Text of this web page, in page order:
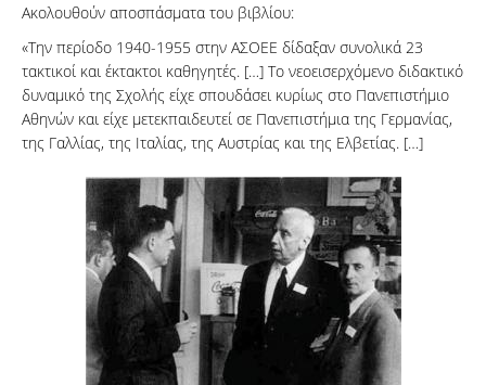
Ακολουθούν αποσπάσματα του βιβλίου:
«Την περίοδο 1940-1955 στην ΑΣΟΕΕ δίδαξαν συνολικά 23
τακτικοί και έκτακτοι καθηγητές. […] Το νεοεισερχόμενο διδακτικό
δυναμικό της Σχολής είχε σπουδάσει κυρίως στο Πανεπιστήμιο
Αθηνών και είχε μετεκπαιδευτεί σε Πανεπιστήμια της Γερμανίας,
της Γαλλίας, της Ιταλίας, της Αυστρίας και της Ελβετίας. […]
34_16.1_photo.jpg